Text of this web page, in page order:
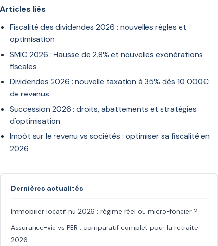
Articles liés
Fiscalité des dividendes 2026 : nouvelles règles et
optimisation
SMIC 2026 : Hausse de 2,8% et nouvelles exonérations
fiscales
Dividendes 2026 : nouvelle taxation à 35% dès 10 000€
de revenus
Succession 2026 : droits, abattements et stratégies
d'optimisation
Impôt sur le revenu vs sociétés : optimiser sa fiscalité en
2026
Dernières actualités
Immobilier locatif nu 2026 : régime réel ou micro-foncier ?
Assurance-vie vs PER : comparatif complet pour la retraite
2026